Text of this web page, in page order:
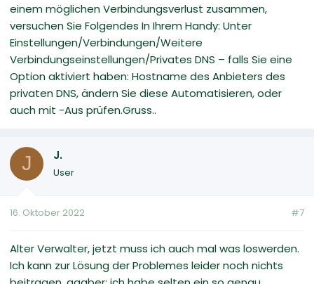
einem möglichen Verbindungsverlust zusammen,
versuchen Sie Folgendes In Ihrem Handy: Unter
Einstellungen/Verbindungen/Weitere
Verbindungseinstellungen/Privates DNS – falls Sie eine
Option aktiviert haben: Hostname des Anbieters des
privaten DNS, ändern Sie diese Automatisieren, oder
auch mit -Aus prüfen.Gruss..
J J.
User
16. Oktober 2022 #7
Alter Verwalter, jetzt muss ich auch mal was loswerden.
Ich kann zur Lösung der Problemes leider noch nichts